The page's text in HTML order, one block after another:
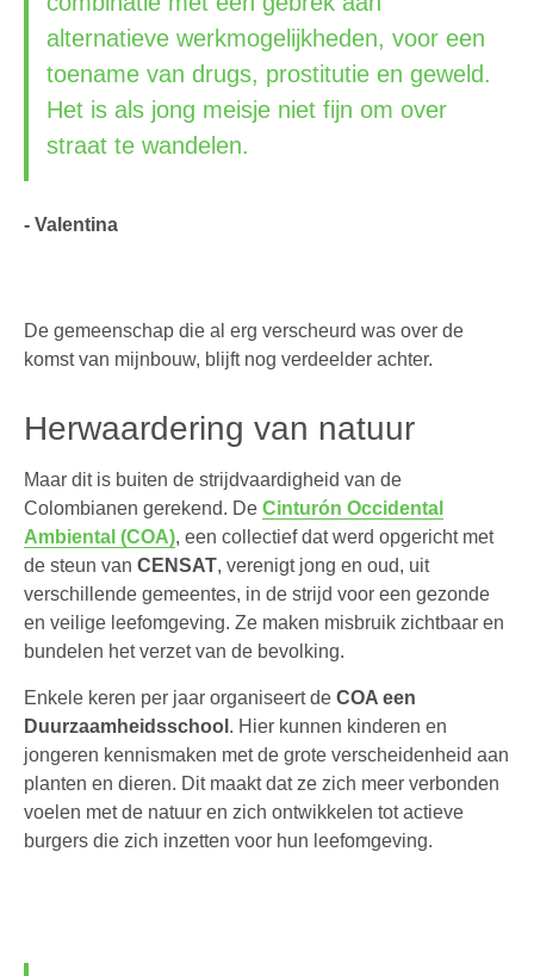
alternatieve werkmogelijkheden, voor een
toename van drugs, prostitutie en geweld.
Het is als jong meisje niet fijn om over
straat te wandelen.
- Valentina
De gemeenschap die al erg verscheurd was over de
komst van mijnbouw, blijft nog verdeelder achter.
Herwaardering van natuur
Maar dit is buiten de strijdvaardigheid van de
Colombianen gerekend. De Cinturón Occidental
Ambiental (COA), een collectief dat werd opgericht met
de steun van CENSAT, verenigt jong en oud, uit
verschillende gemeentes, in de strijd voor een gezonde
en veilige leefomgeving. Ze maken misbruik zichtbaar en
bundelen het verzet van de bevolking.
Enkele keren per jaar organiseert de COA een
Duurzaamheidsschool . Hier kunnen kinderen en
jongeren kennismaken met de grote verscheidenheid aan
planten en dieren. Dit maakt dat ze zich meer verbonden
voelen met de natuur en zich ontwikkelen tot actieve
burgers die zich inzetten voor hun leefomgeving.